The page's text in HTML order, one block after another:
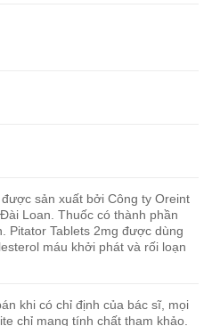
sản xuất bởi Công ty Oreint
Loan. Thuốc có thành phần
Pitator Tablets 2mg được dùng
máu khởi phát và rối loạn
khi có chỉ định của bác sĩ, mọi
chỉ mang tính chất tham khảo.